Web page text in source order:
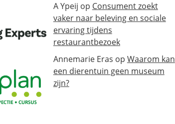
A Ypeij op Consument zoekt
vaker naar beleving en sociale
ervaring tijdens
restaurantbezoek
Annemarie Eras op Waarom kan
een dierentuin geen museum
zijn?